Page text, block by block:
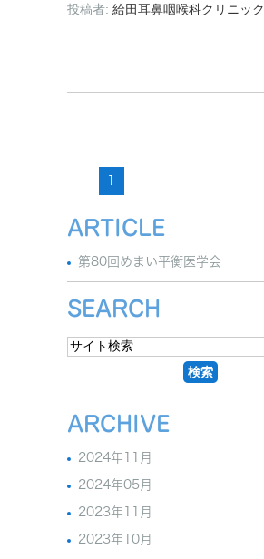
投稿者: 給田耳鼻咽喉科クリニック
ARTICLE
第80回めまい平衡医学会
SEARCH
ARCHIVE
2024年11月
2024年05月
2023年11月
2023年10月